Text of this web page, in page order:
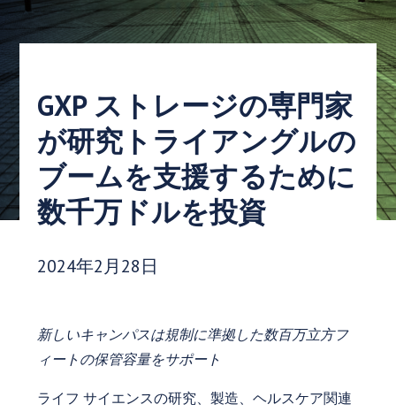
GXP ストレージの専門家
が研究トライアングルの
ブームを支援するために
数千万ドルを投資
発行日:
2024年2月28日
新しいキャンパスは規制に準拠した数百万立方フ
ィートの保管容量をサポート
ライフ サイエンスの研究、製造、ヘルスケア関連